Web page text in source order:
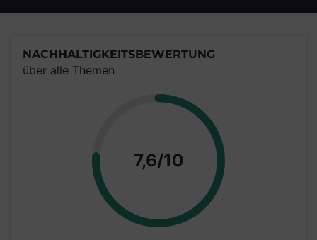
NACHHALTIGKEITSBEWERTUNG
über alle Themen
7,6/10 Punkte